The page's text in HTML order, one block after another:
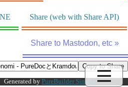
Share (web with Share API)
Share to Mastodon, etc »
Generated by PureBuilder Simply